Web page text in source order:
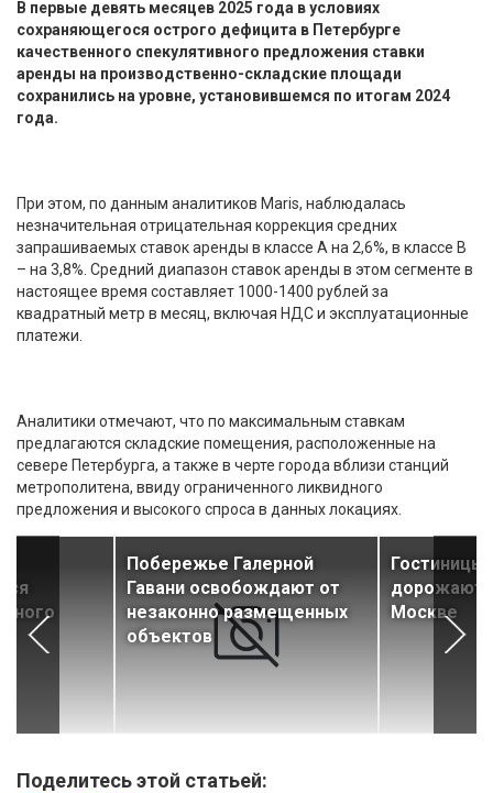
В первые девять месяцев 2025 года в условиях
сохраняющегося острого дефицита в Петербурге
качественного спекулятивного предложения ставки
аренды на производственно-складские площади
сохранились на уровне, установившемся по итогам 2024
года.
При этом, по данным аналитиков Maris, наблюдалась
незначительная отрицательная коррекция средних
запрашиваемых ставок аренды в классе А на 2,6%, в классе В
– на 3,8%. Средний диапазон ставок аренды в этом сегменте в
настоящее время составляет 1000-1400 рублей за
квадратный метр в месяц, включая НДС и эксплуатационные
платежи.
Аналитики отмечают, что по максимальным ставкам
предлагаются складские помещения, расположенные на
севере Петербурга, а также в черте города вблизи станций
метрополитена, ввиду ограниченного ликвидного
предложения и высокого спроса в данных локациях.
Побережье Галерной
Гавани освобождают от
незаконно размещенных
объектов
Гостиницы
дорожают
Москве
Поделитесь этой статьей: